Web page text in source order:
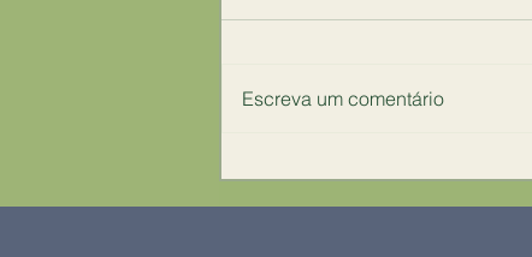
uma grande faxina para deixar a
Escreva um comentário